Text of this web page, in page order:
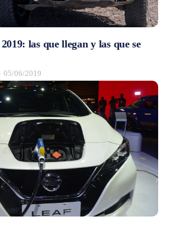
las que llegan y las que se
05/06/2019